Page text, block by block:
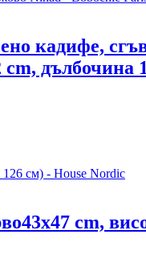
кадифе,
дълбочина
43x47 cm,